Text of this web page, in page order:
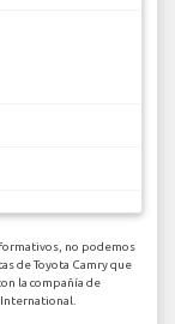
no podemos
de Toyota Camry que
la compañía de